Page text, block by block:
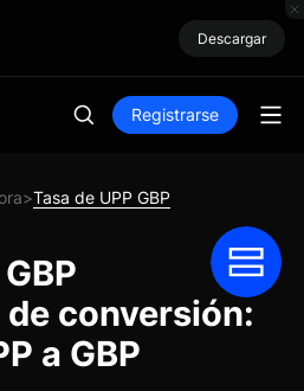
Descargar
Registrarse
>Tasa de UPP GBP
conversión:
a GBP